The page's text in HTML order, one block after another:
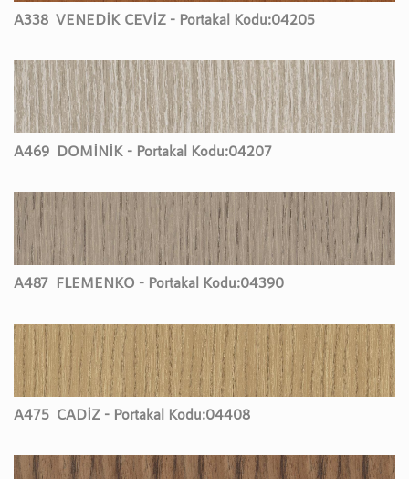
A338 VENEDİK CEVİZ - Portakal Kodu:04205
A469 DOMİNİK - Portakal Kodu:04207
A487 FLEMENKO - Portakal Kodu:04390
A475 CADİZ - Portakal Kodu:04408